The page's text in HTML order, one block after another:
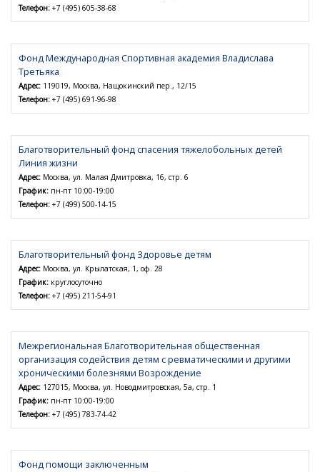
Телефон: +7 (495) 605-38-68
Фонд Международная Спортивная академия Владислава
Третьяка
Адрес: 119019, Москва, Нащокинский пер., 12/15
Телефон: +7 (495) 691-96-98
Благотворительный фонд спасения тяжелобольных детей
Линия жизни
Адрес: Москва, ул. Малая Дмитровка, 16, стр. 6
График: пн-пт 10:00-19:00
Телефон: +7 (499) 500-14-15
Благотворительный фонд Здоровье детям
Адрес: Москва, ул. Крылатская, 1, оф. 28
График: круглосуточно
Телефон: +7 (495) 211-54-91
Межрегиональная Благотворительная общественная
организация содействия детям с ревматическими и другими
хроническими болезнями Возрождение
Адрес: 127015, Москва, ул. Новодмитровская, 5а, стр. 1
График: пн-пт 10:00-19:00
Телефон: +7 (495) 783-74-42
Фонд помощи заключенным